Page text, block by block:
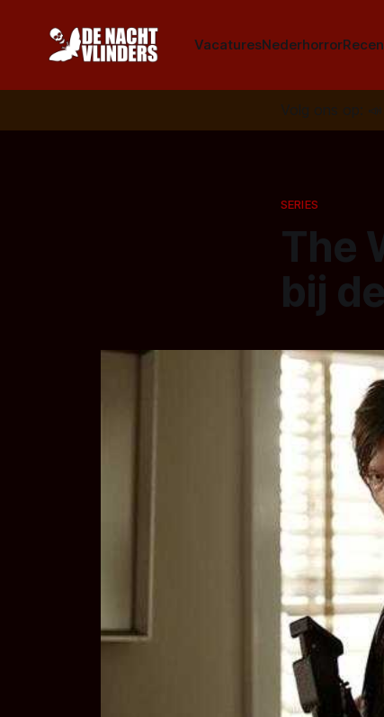
VacaturesNederhorror
Volg ons op: 📣
SERIES
The
bij